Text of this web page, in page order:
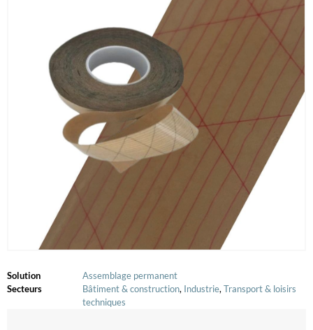
Solution
Assemblage permanent
Secteurs
Bâtiment & construction, Industrie, Transport & loisirs
techniques